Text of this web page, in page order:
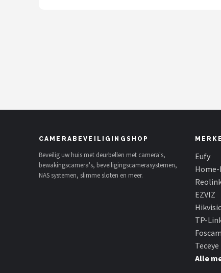
EZVIZ
Hikvision
CAMERABEVEILIGINGSHOP
Beveilig uw huis met deurbellen met camera's,
bewakingscamera's, beveiligingscamerasystemen,
NAS systemen, slimme sloten en meer.
Eufy
EZVIZ
TP-
Foscam
Teceye
Alle